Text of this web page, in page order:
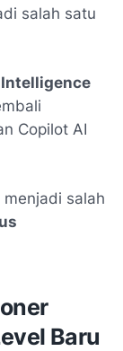
salah satu
Copilot AI
salah
Baru